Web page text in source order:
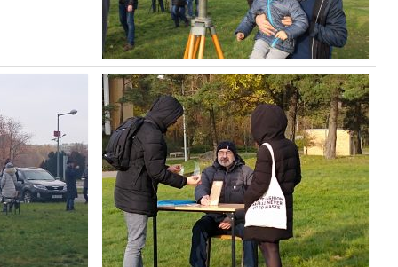
Jak zostać studentem
Programy studiów
Opisy przedmiotów
Plany zajęć
Dyżury pracowników
Prace dyplomowe